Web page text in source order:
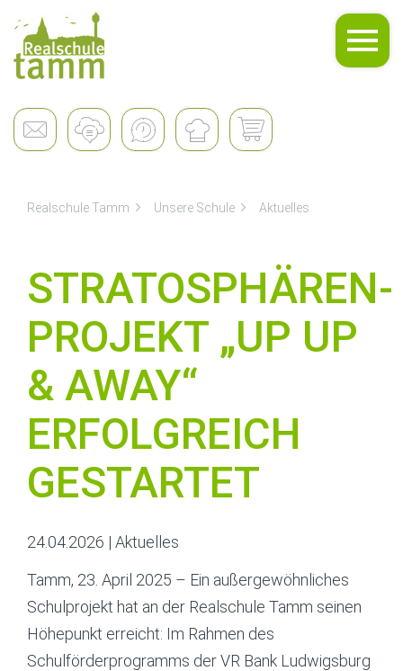
Unsere Schule
Realschule Tamm Unsere Schule Aktuelles
STRATOSPHÄREN-
PROJEKT „UP UP
& AWAY“
ERFOLGREICH
GESTARTET
24.04.2026 | Aktuelles
Tamm, 23. April 2025 – Ein außergewöhnliches
Schulprojekt hat an der Realschule Tamm seinen
Höhepunkt erreicht: Im Rahmen des
Schulförderprogramms der VR Bank Ludwigsburg